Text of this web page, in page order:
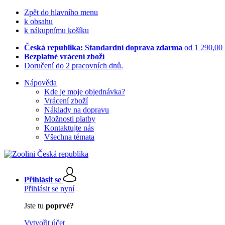
Zpět do hlavního menu
k obsahu
k nákupnímu košíku
Česká republika: Standardní doprava zdarma od 1 290,00
Bezplatné vrácení zboží
Doručení do 2 pracovních dnů.
Nápověda
Kde je moje objednávka?
Vrácení zboží
Náklady na dopravu
Možnosti platby
Kontaktujte nás
Všechna témata
Přihlásit se
Přihlásit se nyní
Jste tu poprvé?
Vytvořit účet